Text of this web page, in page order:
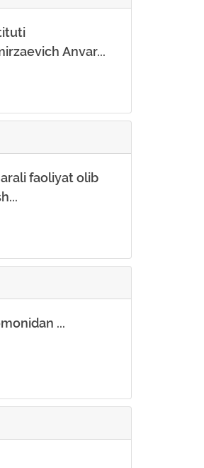
Аnvar...
faoliyat olib
...